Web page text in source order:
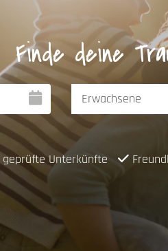
Finde deine
Unterkünfte